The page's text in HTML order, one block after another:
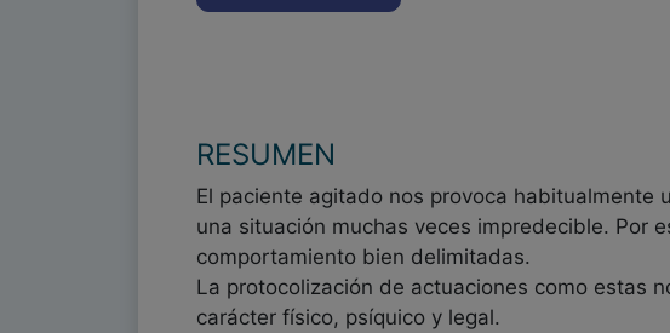
RESUMEN
El paciente agitado nos provoca
una situación muchas veces impredecible. Por
comportamiento bien delimitadas.
La protocolización de actuaciones como estas
carácter físico, psíquico y legal.